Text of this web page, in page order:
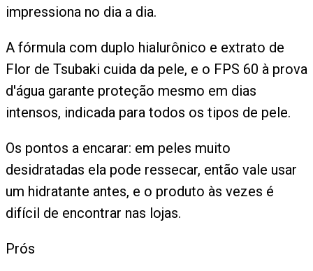
impressiona no dia a dia.
A fórmula com duplo hialurônico e extrato de
Flor de Tsubaki cuida da pele, e o FPS 60 à prova
d'água garante proteção mesmo em dias
intensos, indicada para todos os tipos de pele.
Os pontos a encarar: em peles muito
desidratadas ela pode ressecar, então vale usar
um hidratante antes, e o produto às vezes é
difícil de encontrar nas lojas.
Prós